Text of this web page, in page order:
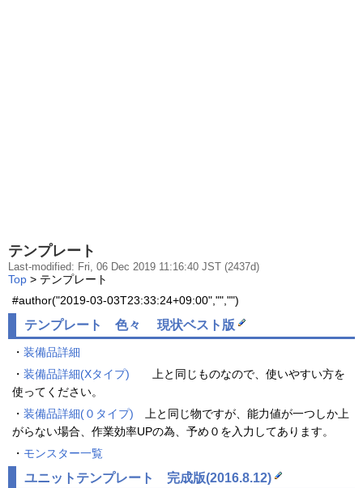
テンプレート
Last-modified: Fri, 06 Dec 2019 11:16:40 JST (2437d)
Top > テンプレート
#author("2019-03-03T23:33:24+09:00","","")
テンプレート 色々 現状ベスト版
・ 装備品詳細
・ 装備品詳細(Xタイプ) 上と同じものなので、使いやすい方を
使ってください。
・ 装備品詳細(０タイプ) 上と同じ物ですが、能力値が一つしか上
がらない場合、作業効率UPの為、予め０を入力してあります。
・ モンスター一覧
ユニットテンプレート 完成版(2016.8.12)